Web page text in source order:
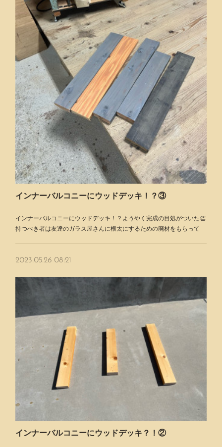
インナーバルコニーにウッドデッキ！？③
インナーバルコニーにウッドデッキ！？ようやく完成の目処がついた👏
持つべき者は友達のガラス屋さんに根太にするための廃材をもらって
2023.05.26 08:21
インナーバルコニーにウッドデッキ？！②